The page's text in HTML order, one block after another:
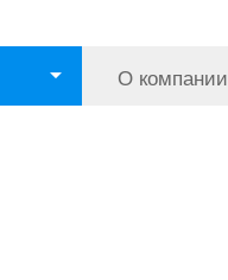
О компании